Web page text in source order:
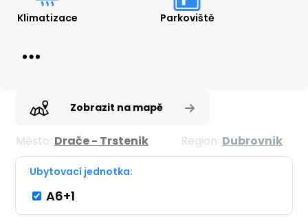
Klimatizace Parkoviště
Zobrazit na mapě
Město: Drače - Trstenik Region: Dubrovnik
Ubytovací jednotka:
A6+1